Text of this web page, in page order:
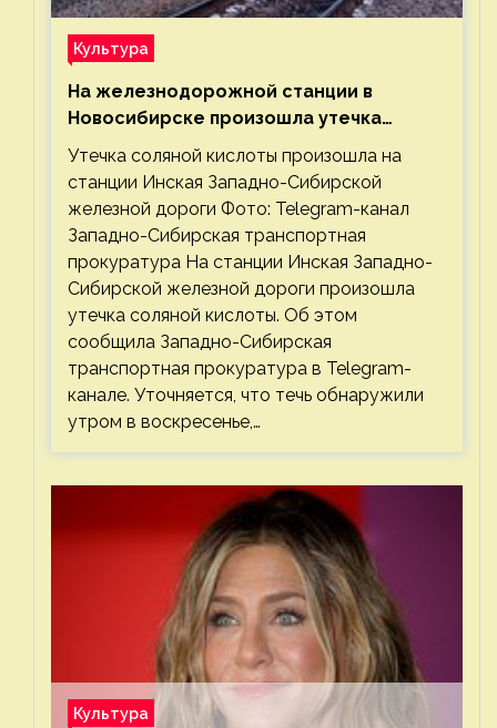
Культура
На железнодорожной станции в
Новосибирске произошла утечка
соляной кислоты
Утечка соляной кислоты произошла на
станции Инская Западно-Сибирской
железной дороги Фото: Telegram-канал
Западно-Сибирская транспортная
прокуратура На станции Инская Западно-
Сибирской железной дороги произошла
утечка соляной кислоты. Об этом
сообщила Западно-Сибирская
транспортная прокуратура в Telegram-
канале. Уточняется, что течь обнаружили
утром в воскресенье,…
Культура